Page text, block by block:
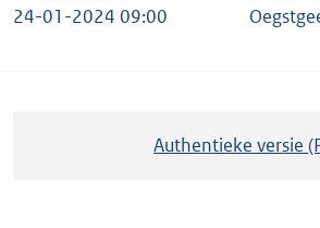
24-01-2024 09:00
Authentieke versie